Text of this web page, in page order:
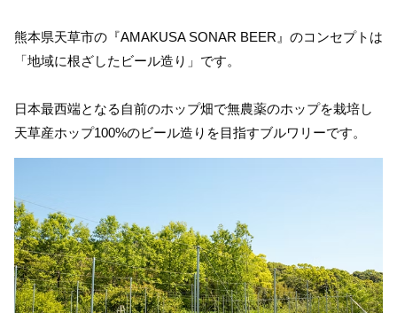
熊本県天草市の『AMAKUSA SONAR BEER』のコンセプトは
「地域に根ざしたビール造り」です。
日本最西端となる自前のホップ畑で無農薬のホップを栽培し
天草産ホップ100%のビール造りを目指すブルワリーです。